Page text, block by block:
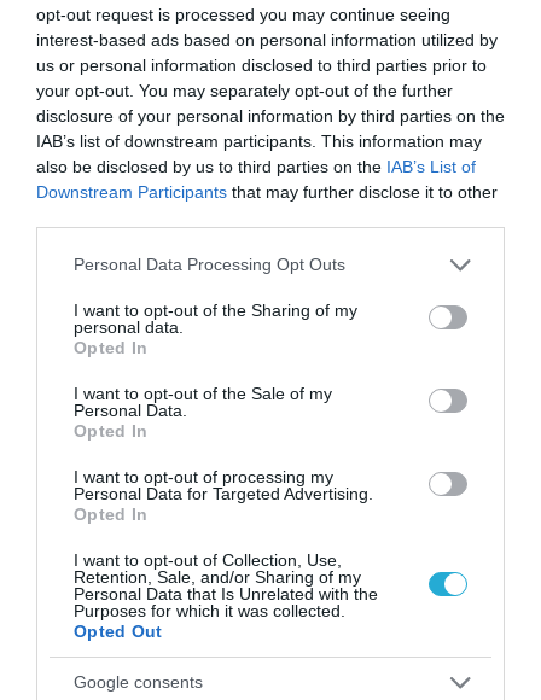
opt-out request is processed you may continue seeing
interest-based ads based on personal information utilized by
us or personal information disclosed to third parties prior to
your opt-out. You may separately opt-out of the further
disclosure of your personal information by third parties on the
IAB’s list of downstream participants. This information may
also be disclosed by us to third parties on the IAB’s List of
Downstream Participants that may further disclose it to other
Please note that this website/app uses one or more Google
not limited to your visit or usage behaviour. You may click to
grant or deny consent to Google and its third-party tags to
use your data for below specified purposes in below Google
consent section.
Personal Data Processing Opt Outs
I want to opt-out of the Sharing of my
personal data.
Opted In
I want to opt-out of the Sale of my
Personal Data.
Opted In
I want to opt-out of processing my
Personal Data for Targeted Advertising.
Opted In
I want to opt-out of Collection, Use,
Retention, Sale, and/or Sharing of my
Personal Data that Is Unrelated with the
Purposes for which it was collected.
Opted Out
Google consents
06.08.2026 09:04
Δεν ήταν μόνο ηθικοί λόγοι: Γιατί
εξαφανίστηκε ο κανιβαλισμός από τις
ανθρώπινες κοινωνίες – Τι δείχνει νέα
έρευνα
01.08.2026 15:06
Αυτό είναι το σύμπτωμα του καρκίνου του
κομμωτήριο! – Τι δείχνει νέα έρευνα